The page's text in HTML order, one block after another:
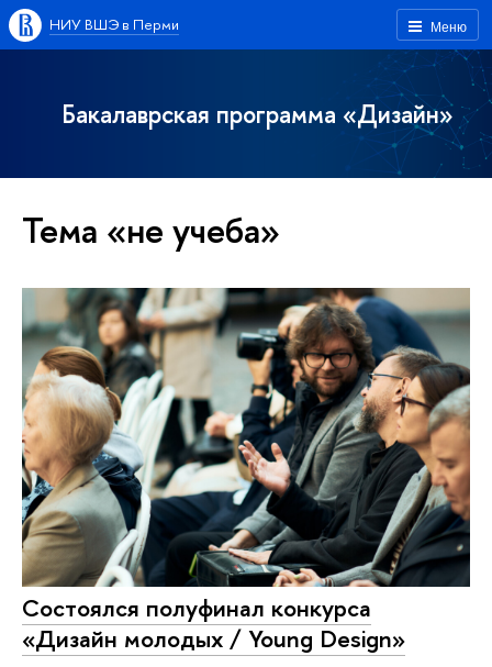
Меню
НИУ ВШЭ в Перми
Бакалаврская программа «Дизайн»
Тема «не учеба»
Cостоялся полуфинал конкурса
«Дизайн молодых / Young Design»